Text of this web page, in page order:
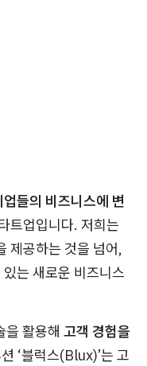
들의 비즈니스에 변
트업입니다. 저희는
제공하는 것을 넘어,
는 새로운 비즈니스
활용해 고객 경험을
‘블럭스(Blux)’는 고